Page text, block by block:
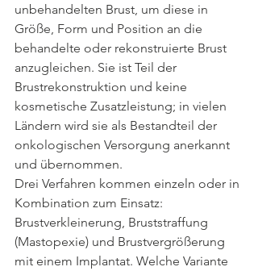
unbehandelten Brust, um diese in
Größe, Form und Position an die
behandelte oder rekonstruierte Brust
anzugleichen. Sie ist Teil der
Brustrekonstruktion und keine
kosmetische Zusatzleistung; in vielen
Ländern wird sie als Bestandteil der
onkologischen Versorgung anerkannt
und übernommen.
Drei Verfahren kommen einzeln oder in
Kombination zum Einsatz:
Brustverkleinerung, Bruststraffung
(Mastopexie) und Brustvergrößerung
mit einem Implantat. Welche Variante